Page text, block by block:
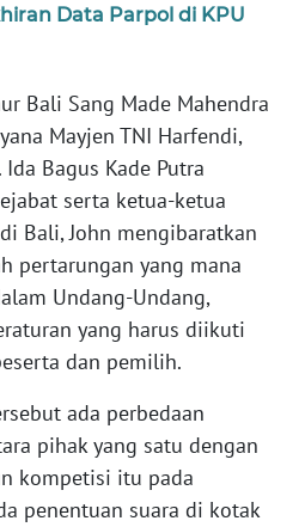
Data Parpol di KPU
Bali Sang Made Mahendra
Mayjen TNI Harfendi,
Bagus Kade Putra
serta ketua-ketua
Bali, John mengibaratkan
pertarungan yang mana
Undang-Undang,
yang harus diikuti
dan pemilih.
ada perbedaan
pihak yang satu dengan
kompetisi itu pada
penentuan suara di kotak